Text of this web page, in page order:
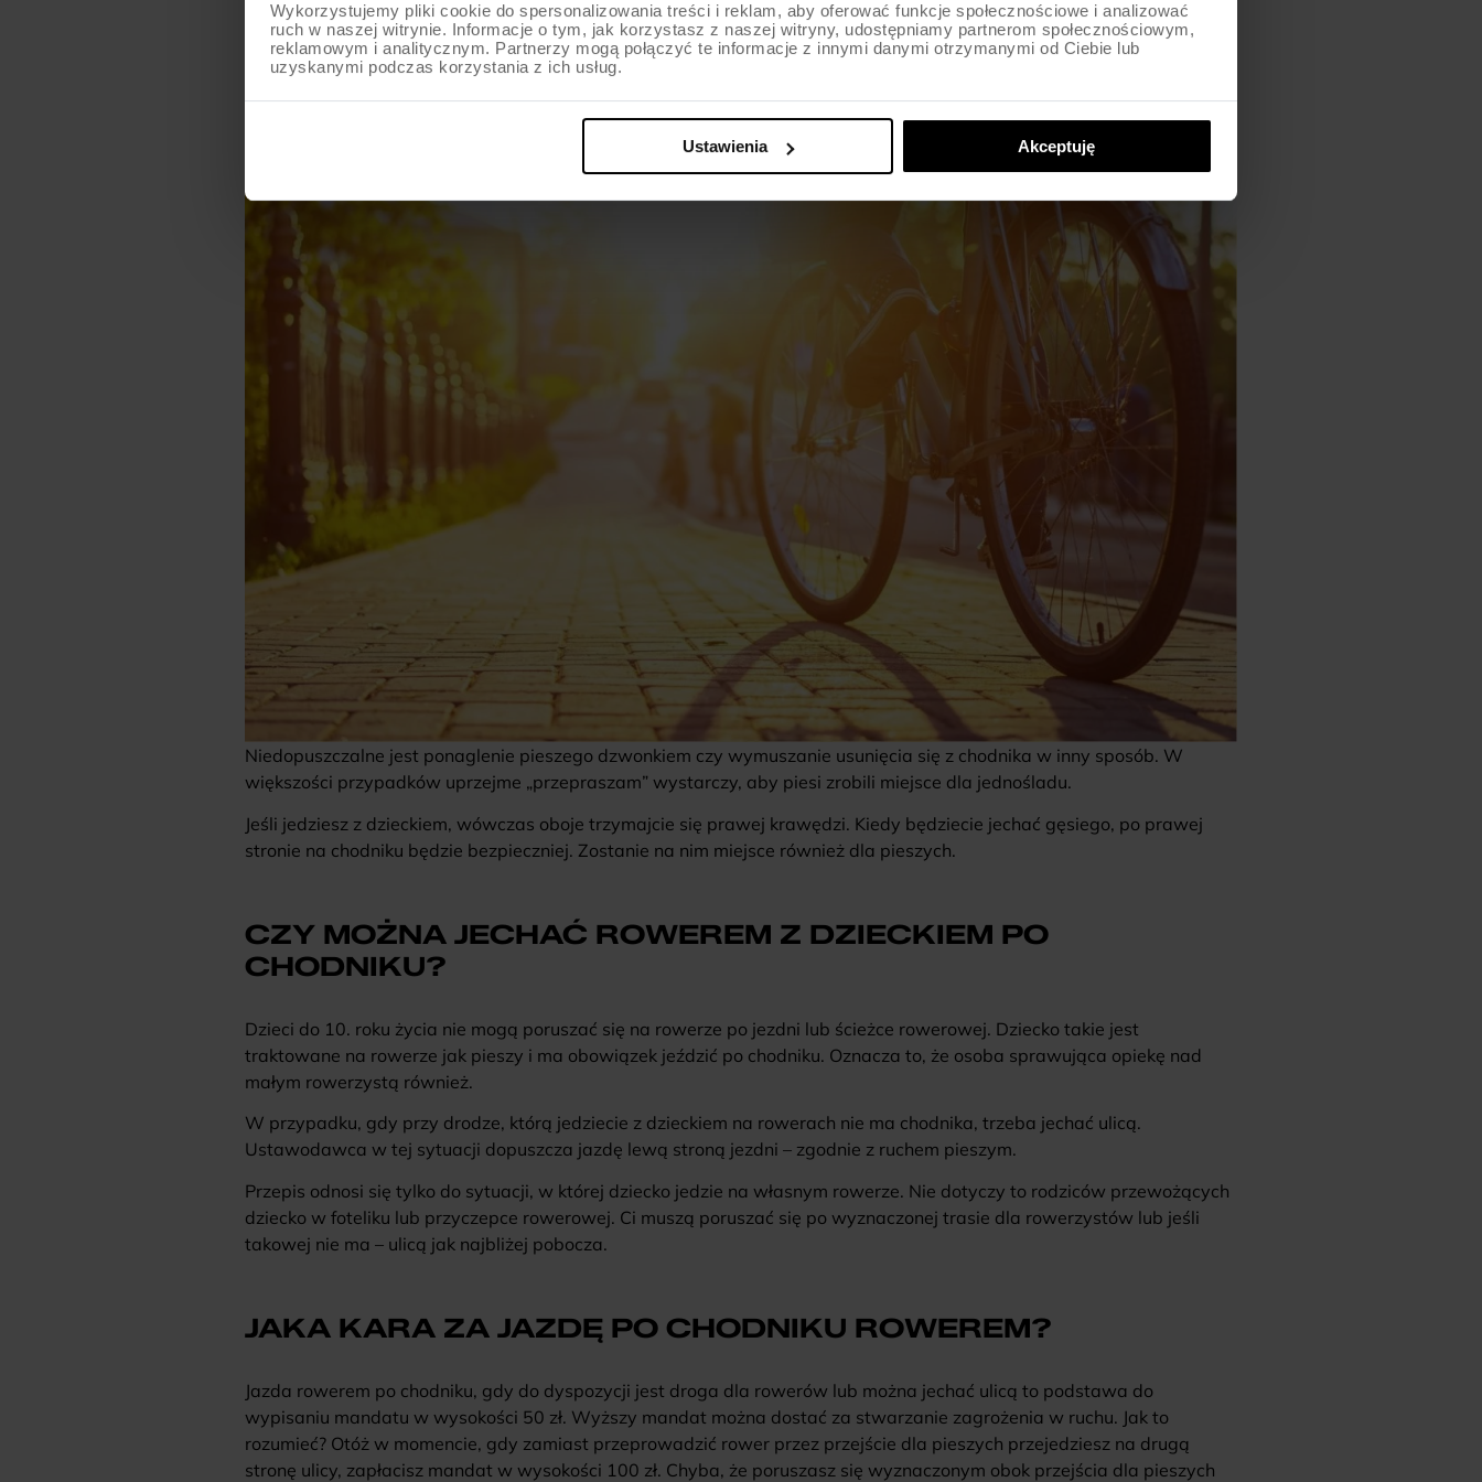
Wykorzystujemy pliki cookie do spersonalizowania treści i reklam, aby oferować funkcje społecznościowe i analizować
ruch w naszej witrynie. Informacje o tym, jak korzystasz z naszej witryny, udostępniamy partnerom społecznościowym,
reklamowym i analitycznym. Partnerzy mogą połączyć te informacje z innymi danymi otrzymanymi od Ciebie lub
uzyskanymi podczas korzystania z ich usług.
Ustawienia Akceptuję
z tyłu nie nadjeżdża jednoślad. W praktyce polecamy zachowanie ostrożności w każdej sytuacji. Aby uniknąć potrącenia
pieszego podczas wyprzedzania czy omijania, musisz zachować bezpieczną odległość.
Niedopuszczalne jest ponaglenie pieszego dzwonkiem czy wymuszanie usunięcia się z chodnika w inny sposób. W
większości przypadków uprzejme „przepraszam” wystarczy, aby piesi zrobili miejsce dla jednośladu.
Jeśli jedziesz z dzieckiem, wówczas oboje trzymajcie się prawej krawędzi. Kiedy będziecie jechać gęsiego, po prawej
stronie na chodniku będzie bezpieczniej. Zostanie na nim miejsce również dla pieszych.
CZY MOŻNA JECHAĆ ROWEREM Z DZIECKIEM PO
CHODNIKU?
Dzieci do 10. roku życia nie mogą poruszać się na rowerze po jezdni lub ścieżce rowerowej. Dziecko takie jest
traktowane na rowerze jak pieszy i ma obowiązek jeździć po chodniku. Oznacza to, że osoba sprawująca opiekę nad
małym rowerzystą również.
W przypadku, gdy przy drodze, którą jedziecie z dzieckiem na rowerach nie ma chodnika, trzeba jechać ulicą.
Ustawodawca w tej sytuacji dopuszcza jazdę lewą stroną jezdni – zgodnie z ruchem pieszym.
Przepis odnosi się tylko do sytuacji, w której dziecko jedzie na własnym rowerze. Nie dotyczy to rodziców przewożących
dziecko w foteliku lub przyczepce rowerowej. Ci muszą poruszać się po wyznaczonej trasie dla rowerzystów lub jeśli
takowej nie ma – ulicą jak najbliżej pobocza.
JAKA KARA ZA JAZDĘ PO CHODNIKU ROWEREM?
Jazda rowerem po chodniku, gdy do dyspozycji jest droga dla rowerów lub można jechać ulicą to podstawa do
wypisaniu mandatu w wysokości 50 zł. Wyższy mandat można dostać za stwarzanie zagrożenia w ruchu. Jak to
rozumieć? Otóż w momencie, gdy zamiast przeprowadzić rower przez przejście dla pieszych przejedziesz na drugą
stronę ulicy, zapłacisz mandat w wysokości 100 zł. Chyba, że poruszasz się wyznaczonym obok przejścia dla pieszych